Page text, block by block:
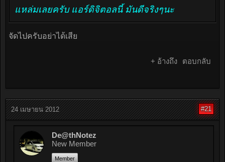
แหล่มเลยครับ แอร์ดิจิตอลนี้ มันดีจริงๆนะ
จัดไปครับอย่าได้เสีย
+ อ้างถึง ตอบกลับ
24 เมษายน 2012 #21
De@thNotez
New Member
Member